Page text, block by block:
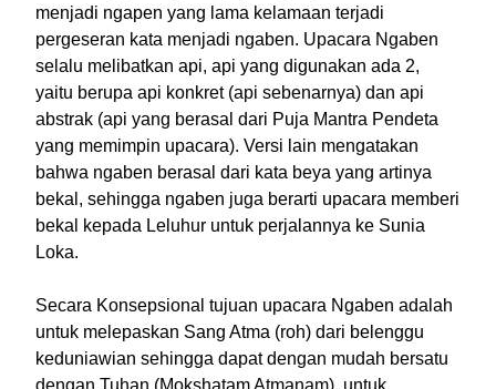
menjadi ngapen yang lama kelamaan terjadi
pergeseran kata menjadi ngaben. Upacara Ngaben
selalu melibatkan api, api yang digunakan ada 2,
yaitu berupa api konkret (api sebenarnya) dan api
abstrak (api yang berasal dari Puja Mantra Pendeta
yang memimpin upacara). Versi lain mengatakan
bahwa ngaben berasal dari kata beya yang artinya
bekal, sehingga ngaben juga berarti upacara memberi
bekal kepada Leluhur untuk perjalannya ke Sunia
Loka.
Secara Konsepsional tujuan upacara Ngaben adalah
untuk melepaskan Sang Atma (roh) dari belenggu
keduniawian sehingga dapat dengan mudah bersatu
dengan Tuhan (Mokshatam Atmanam), untuk